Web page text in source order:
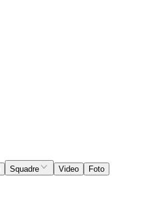
Squadre Video Foto